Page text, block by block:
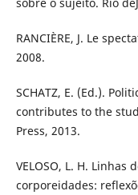
RANCIÈRE, J. Le
2008.
SCHATZ, E. (Ed.).
contributes to the
Press, 2013.
VELOSO, L. H. Linhas
corporeidades: